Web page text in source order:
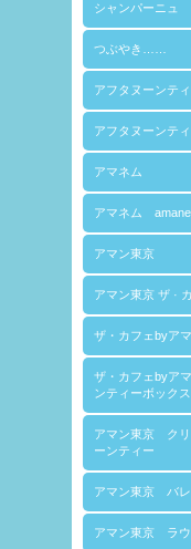
シャンパーニュ
つぶやき……
アフタヌーンテ
アフタヌーンテ
アマネム
アマネム
アマン東京
アマン東京 ザ ·
ザ・カフェbyア
ザ・カフェbyア
ンティーボックス
アマン東京 クリ
ーンティー
アマン東京 バレ
アマン東京 ラウ